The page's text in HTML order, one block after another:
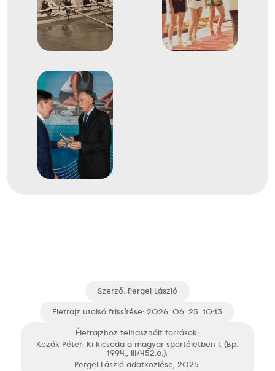
Szerző: Pergel László
Életrajz utolsó frissítése: 2026. 06. 25. 10:13
Életrajzhoz felhasznált források:
Kozák Péter: Ki kicsoda a magyar sportéletben I. (Bp.
1994., III/452.o.);
Pergel László adatközlése, 2025.